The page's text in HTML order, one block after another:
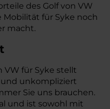
des Golf von VW
Mobilität für Syke noch
macht.
VW für Syke stellt
und unkompliziert
Sie uns brauchen.
und ist sowohl mit